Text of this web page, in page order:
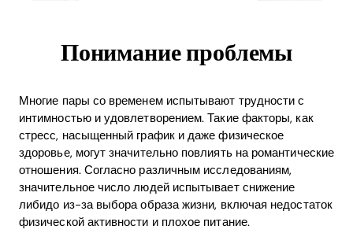
Понимание проблемы
Многие пары со временем испытывают трудности с
интимностью и удовлетворением. Такие факторы, как
стресс, насыщенный график и даже физическое
здоровье, могут значительно повлиять на романтические
отношения. Согласно различным исследованиям,
значительное число людей испытывает снижение
либидо из-за выбора образа жизни, включая недостаток
физической активности и плохое питание.